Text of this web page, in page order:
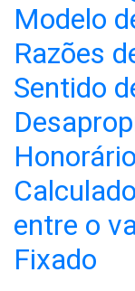
Modelo
Razões
Sentido
entre o
Fixado